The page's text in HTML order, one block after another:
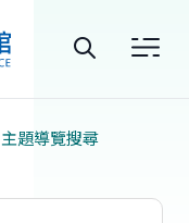
站
尋
主題導覽搜尋